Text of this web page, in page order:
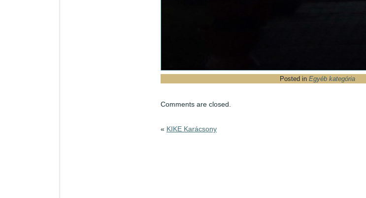
Posted in Egyéb kategória
Comments are closed.
« KIKE Karácsony